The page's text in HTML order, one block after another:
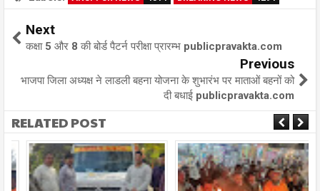
Next
कक्षा 5 और 8 की बोर्ड पैटर्न परीक्षा प्रारम्भ publicpravakta.com
Previous
भाजपा जिला अध्यक्ष ने लाडली बहना योजना के शुभारंभ पर माताओं बहनों को
दी बधाई publicpravakta.com
RELATED POST